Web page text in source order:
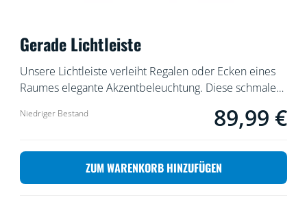
Gerade Lichtleiste
Unsere Lichtleiste verleiht Regalen oder Ecken eines
Raumes elegante Akzentbeleuchtung. Diese schmale
passt prima dorthin, wo wenig Platz ist. Auf eine Seite
eine längere Lichtleiste benötigst, kannst Du mit einer
zweiten Lichtleiste doppelte Wirkung erzeugen.
Niedriger Bestand Aktueller Preis ist
89,99 €
ZUM WARENKORB HINZUFÜGEN